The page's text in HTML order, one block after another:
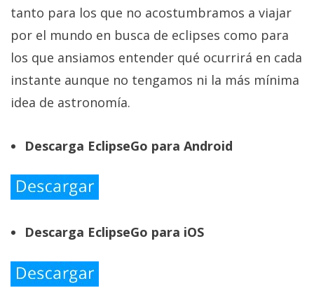
tanto para los que no acostumbramos a viajar
por el mundo en busca de eclipses como para
los que ansiamos entender qué ocurrirá en cada
instante aunque no tengamos ni la más mínima
idea de astronomía.
Descarga EclipseGo para Android
Descarga EclipseGo para iOS